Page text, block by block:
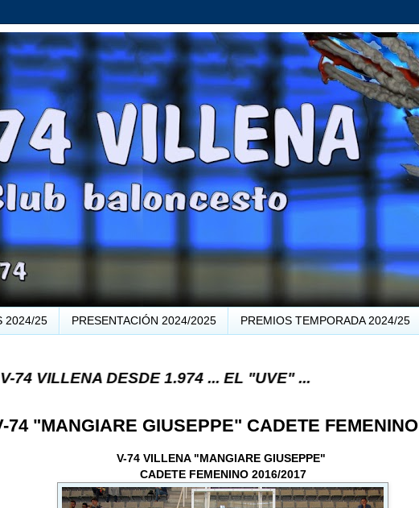
2024/25 PRESENTACIÓN 2024/2025 PREMIOS TEMPORADA 2024/25
1.974 ... EL "UVE" ...
74 "MANGIARE GIUSEPPE" CADETE FEMENINO
V-74 VILLENA "MANGIARE GIUSEPPE"
CADETE FEMENINO 2016/2017